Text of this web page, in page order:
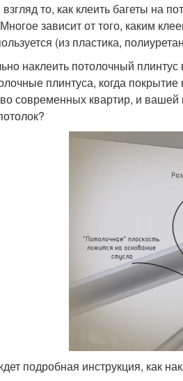
то, как клеить багеты на
зависит от того, каким
(из пластика,
наклеить потолочный
плинтуса, когда
современных квартир, и вашей
подробная инструкция, как